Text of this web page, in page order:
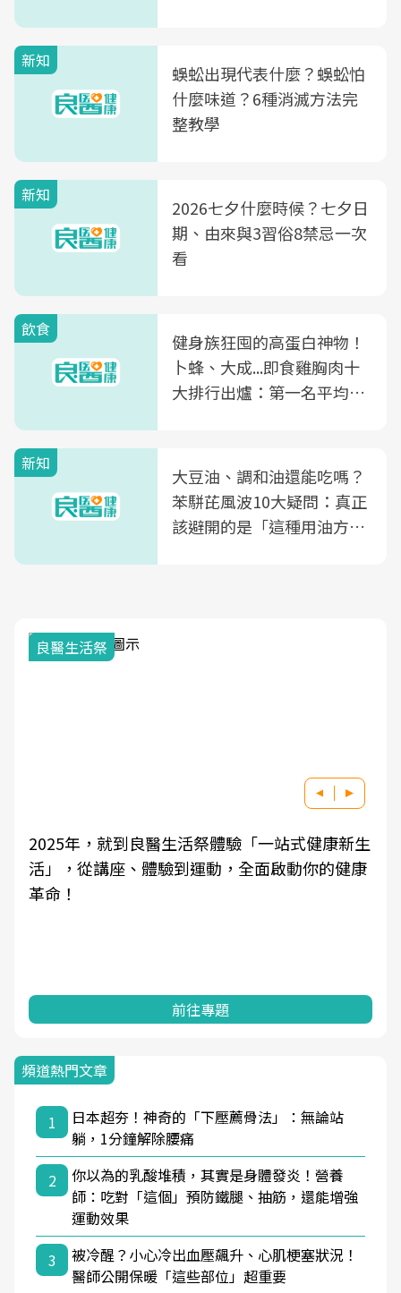
新知
蜈蚣出現代表什麼？蜈蚣怕
什麼味道？6種消滅方法完
整教學
新知
2026七夕什麼時候？七夕日
期、由來與3習俗8禁忌一次
看
飲食
健身族狂囤的高蛋白神物！
卜蜂、大成...即食雞胸肉十
大排行出爐：第一名平均一
新知
大豆油、調和油還能吃嗎？
苯駢芘風波10大疑問：真正
該避開的是「這種用油方
良醫生活祭
2025年，就到良醫生活祭體驗「一站式健康新生
活」，從講座、體驗到運動，全面啟動你的健康
革命！
前往專題
頻道熱門文章
1
日本超夯！神奇的「下壓薦骨法」：無論站
躺，1分鐘解除腰痛
2
你以為的乳酸堆積，其實是身體發炎！營養
師：吃對「這個」預防鐵腿、抽筋，還能增強
運動效果
3
被冷醒？小心冷出血壓飆升、心肌梗塞狀況！
醫師公開保暖「這些部位」超重要